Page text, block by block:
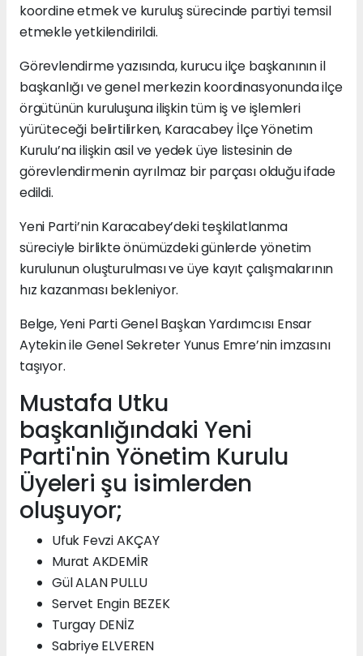
koordine etmek ve kuruluş sürecinde partiyi temsil
etmekle yetkilendirildi.
Görevlendirme yazısında, kurucu ilçe başkanının il
başkanlığı ve genel merkezin koordinasyonunda ilçe
örgütünün kuruluşuna ilişkin tüm iş ve işlemleri
yürüteceği belirtilirken, Karacabey İlçe Yönetim
Kurulu’na ilişkin asil ve yedek üye listesinin de
görevlendirmenin ayrılmaz bir parçası olduğu ifade
edildi.
Yeni Parti’nin Karacabey’deki teşkilatlanma
süreciyle birlikte önümüzdeki günlerde yönetim
kurulunun oluşturulması ve üye kayıt çalışmalarının
hız kazanması bekleniyor.
Belge, Yeni Parti Genel Başkan Yardımcısı Ensar
Aytekin ile Genel Sekreter Yunus Emre’nin imzasını
taşıyor.
Mustafa Utku
başkanlığındaki Yeni
Parti'nin Yönetim Kurulu
Üyeleri şu isimlerden
oluşuyor;
Ufuk Fevzi AKÇAY
Murat AKDEMİR
Gül ALAN PULLU
Servet Engin BEZEK
Turgay DENİZ
Sabriye ELVEREN